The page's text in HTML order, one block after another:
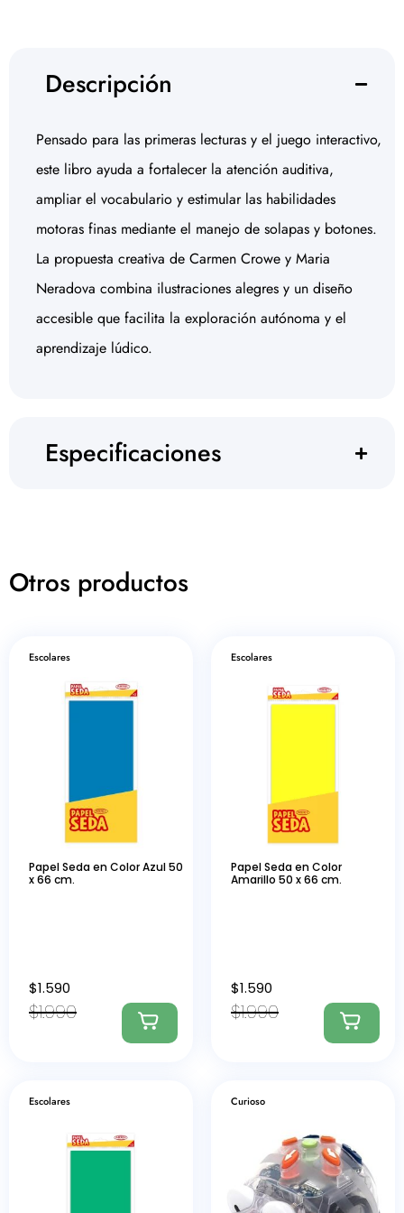
Descripción
Pensado para las primeras lecturas y el juego interactivo,
este libro ayuda a fortalecer la atención auditiva,
ampliar el vocabulario y estimular las habilidades
motoras finas mediante el manejo de solapas y botones.
La propuesta creativa de Carmen Crowe y Maria
Neradova combina ilustraciones alegres y un diseño
accesible que facilita la exploración autónoma y el
aprendizaje lúdico.
Especificaciones
Otros productos
Escolares
Papel Seda en Color Azul 50
x 66 cm.
$1.990
$1.590
Escolares
Papel Seda en Color
Amarillo 50 x 66 cm.
$1.990
$1.590
Escolares Curioso